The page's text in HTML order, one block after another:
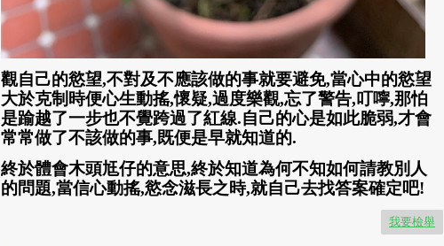
觀自己的慾望,不對及不應該做的事就要避免,當心中的慾望
大於克制時便心生動搖,懷疑,過度樂觀,忘了警告,叮嚀,那怕
是踰越了一步也不覺跨過了紅線.自己的心是如此脆弱,才會
常常做了不該做的事,既便是早就知道的.
終於體會木頭尪仔的意思,終於知道為何不知如何請教別人
的問題,當信心動搖,慾念滋長之時,就自己去找答案確定吧!
我要檢舉